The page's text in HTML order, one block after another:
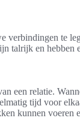
te
talrijk en
een relatie.
tijd voor
kunnen voeren